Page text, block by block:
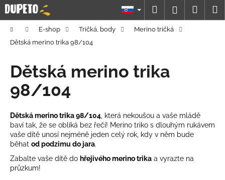
Prejsť
na
obsah
Hľadať
DomovE-shop Tričká, body
Merino tričká
Dětská merino trika 98/104
Dětská merino trika
98/104
Dětská merino trika 98/104 , která nekoušou a vaše mládě
baví tak, že se oblíká bez řečí! Merino triko s dlouhým rukávem
vaše dítě unosí nejméně jeden celý rok, kdy v něm bude
běhat od podzimu do jara.
Zabalte vaše dítě do hřejivého merino trika a vyrazte na
průzkum!
K
o
o
p
o
r
e
b
u
j